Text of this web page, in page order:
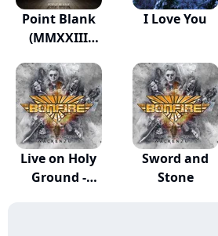
Point Blank
(MMXXIII
I Love You
Live on Holy
Ground -
Sword and
Stone